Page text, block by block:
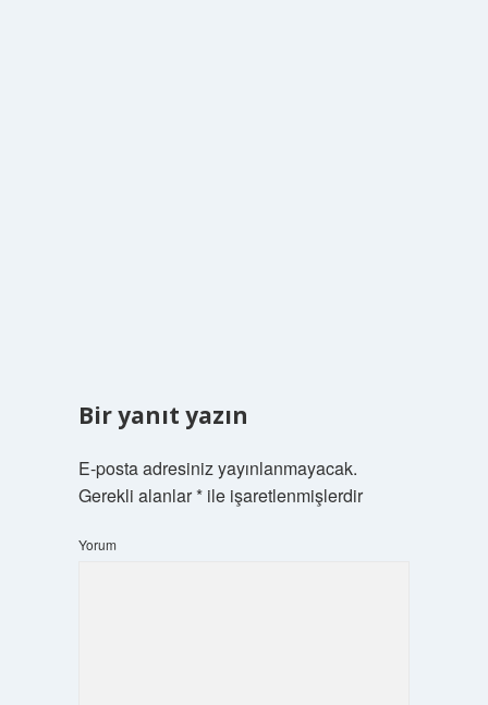
Bir yanıt yazın
E-posta adresiniz yayınlanmayacak.
Gerekli alanlar*ile işaretlenmişlerdir
Yorum